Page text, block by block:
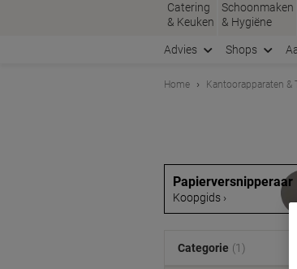
Catering
& Keuken
Schoonmaken
& Hygiëne
Advies Shops
Home Kantoorapparaten &
Categorie (1)
Papierversnipperaar
Koopgids ›